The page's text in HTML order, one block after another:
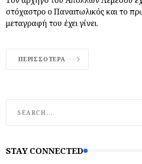
στόχαστρο ο Παναιτωλικός και το
μεταγραφή του έχει γίνει.
ΠΕΡΙΣΣΌΤΕΡΑ
STAY CONNECTED